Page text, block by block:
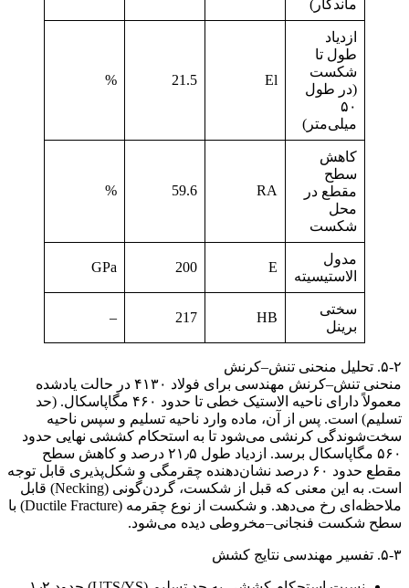
ماندگار)
ازدیاد
طول تا
شکست
(در طول
۵۰
میلی‌متر)
El
21.5
%
کاهش
سطح
مقطع در
محل
شکست
RA
59.6
%
مدول
الاستیسیته
E
200
GPa
سختی
برینل
HB
217
–
۵-۲. تحلیل منحنی تنش–کرنش
منحنی تنش–کرنش مهندسی برای فولاد ۴۱۳۰ در حالت یادشده
معمولاً دارای ناحیه الاستیک خطی تا حدود ۴۶۰ مگاپاسکال. (حد
تسلیم) است. پس از آن، ماده وارد ناحیه تسلیم و سپس ناحیه
سخت‌شوندگی کرنشی می‌شود تا به استحکام کششی نهایی حدود
۵۶۰ مگاپاسکال برسد. ازدیاد طول ۲۱٫۵ درصد و کاهش سطح
مقطع حدود ۶۰ درصد نشان‌دهنده چقرمگی و شکل‌پذیری قابل توجه
است. به این معنی که قبل از شکست، گردن‌گونی (Necking) قابل
ملاحظه‌ای رخ می‌دهد. و شکست از نوع چقرمه (Ductile Fracture) با
سطح شکست فنجانی–مخروطی دیده می‌شود.
۵-۳. تفسیر مهندسی نتایج کشش